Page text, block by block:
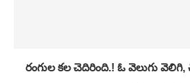
రంగుల కల చెదిరింది.! ఓ వెలుగు